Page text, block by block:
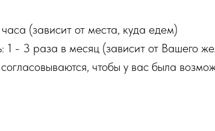
(зависит от места, куда едем)
1 - 3 раза в месяц (зависит от Вашего
чтобы у вас была